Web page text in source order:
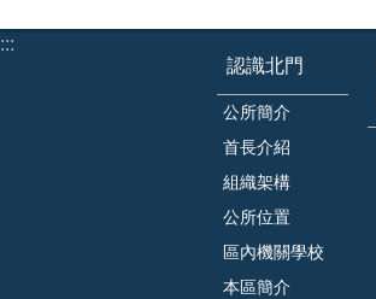
:::
認識北門
公所簡介
首長介紹
組織架構
公所位置
區內機關學校
本區簡介